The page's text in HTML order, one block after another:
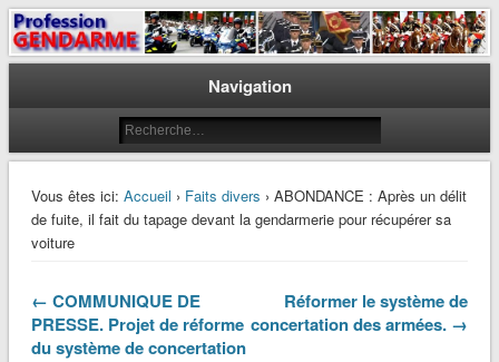
Profession Gendarme
Le journal des gendarmes
Navigation
Vous êtes ici: Accueil › Faits divers › ABONDANCE : Après un délit
de fuite, il fait du tapage devant la gendarmerie pour récupérer sa
voiture
← COMMUNIQUE DE
PRESSE. Projet de réforme
du système de concertation
Réformer le système de
concertation des armées. →